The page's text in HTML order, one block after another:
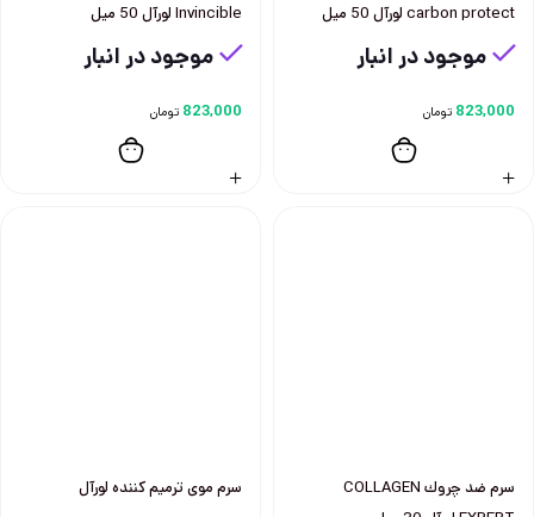
carbon protect لورآل 50 ميل
موجود در انبار
823,000 تومان
Invincible لورآل 50 ميل
موجود در انبار
823,000 تومان
سرم ضد چروك COLLAGEN
سرم موی ترمیم کننده لورآل